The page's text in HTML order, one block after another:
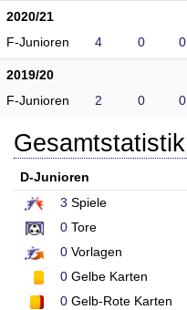
2020/21
F-Junioren
4 0 0
2019/20
F-Junioren
2 0 0
Gesamtstatistik
D-Junioren
3 Spiele
0 Tore
0 Vorlagen
0 Gelbe Karten
0 Gelb-Rote Karten